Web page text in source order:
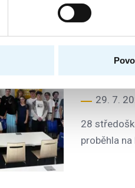
z FIT
Nejen
ČVUT
29. 7.
28
proběhla na